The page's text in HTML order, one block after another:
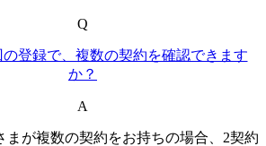
Q
の登録で、複数の契約を確認できます
か？
A
まが複数の契約をお持ちの場合、2契約